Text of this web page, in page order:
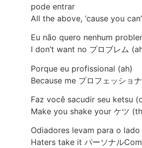
pode entrar
All the above, ‘cause you
Eu não quero nenhum
I don’t want no プロブレム
Porque eu profissional (ah)
Because me プロフェッショ
Faz você sacudir seu ketsu
Make you shake your ケツ
Odiadores levam para o lado
Haters take it パーソナル